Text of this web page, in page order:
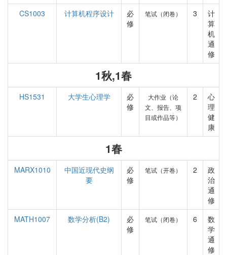
CS1003
计算机程序设计
必
修
笔试（闭卷） 3
计
算
机
通
修
1秋,1春
HS1531 大学生心理学
必
修
大作业（论
文、报告、项
目或作品等）
2
心
理
健
康
1春
MARX1010
中国近现代史纲
要
必
修
笔试（开卷） 2
政
治
通
修
MATH1007
数学分析(B2)
必
修
笔试（闭卷） 6
数
学
通
修